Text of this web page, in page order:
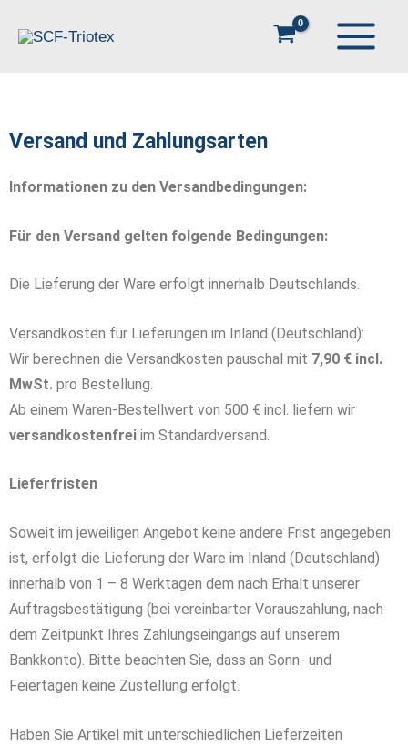
Inhalt
Versand und Zahlungsarten
Informationen zu den Versandbedingungen:
Für den Versand gelten folgende Bedingungen:
Die Lieferung der Ware erfolgt innerhalb Deutschlands.
Versandkosten für Lieferungen im Inland (Deutschland):
Wir berechnen die Versandkosten pauschal mit 7,90 € incl.
MwSt. pro Bestellung.
Ab einem Waren-Bestellwert von 500 € incl. liefern wir
versandkostenfrei im Standardversand
Lieferfristen
Soweit im jeweiligen Angebot keine andere Frist angegeben
ist, erfolgt die Lieferung der Ware im Inland (Deutschland)
innerhalb von 1 – 8 Werktagen dem nach Erhalt unserer
Auftragsbestätigung (bei vereinbarter Vorauszahlung, nach
dem Zeitpunkt Ihres Zahlungseingangs auf unserem
Bankkonto). Bitte beachten Sie, dass an Sonn- und
Feiertagen keine Zustellung erfolgt.
Haben Sie Artikel mit unterschiedlichen Lieferzeiten